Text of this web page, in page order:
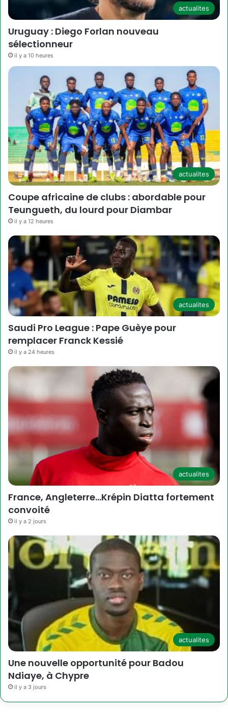
actualites
Uruguay : Diego Forlan nouveau
sélectionneur
il y a 10 heures
actualites
Coupe africaine de clubs : abordable pour
Teungueth, du lourd pour Diambar
il y a 12 heures
actualites
Saudi Pro League : Pape Guèye pour
remplacer Franck Kessié
il y a 24 heures
actualites
France, Angleterre…Krépin Diatta fortement
convoité
il y a 2 jours
actualites
Une nouvelle opportunité pour Badou
Ndiaye, à Chypre
il y a 3 jours